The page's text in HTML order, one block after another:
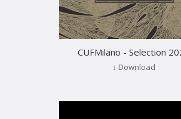
CUFMilano - Selection
↓ Download